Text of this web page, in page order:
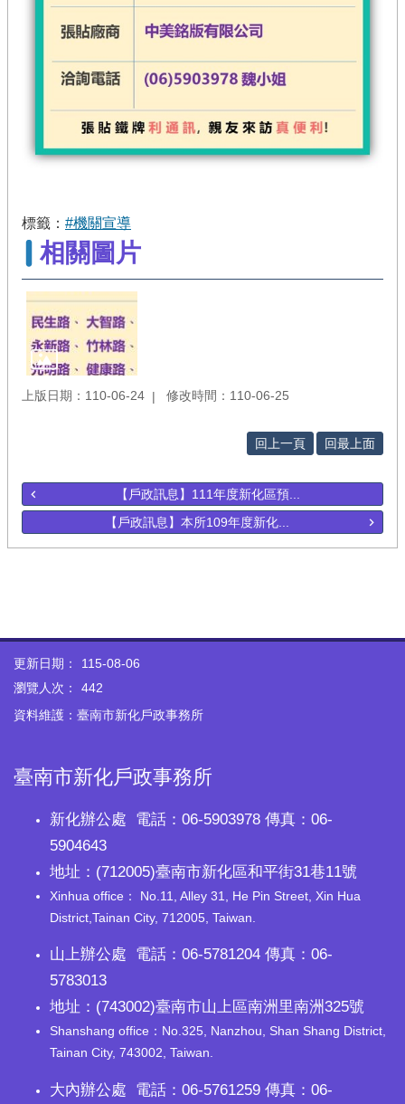
標籤： #機關宣導
相關圖片
上版日期：110-06-24 修改時間：110-06-25
回上一頁 回最上面
【戶政訊息】111年度新化區預...
【戶政訊息】本所109年度新化...
更新日期：
115-08-06
瀏覽人次：
442
資料維護：臺南市新化戶政事務所
臺南市新化戶政事務所
新化辦公處 電話：06-5903978 傳真：06-
5904643
地址：(712005)臺南市新化區和平街31巷11號
Xinhua office： No.11, Alley 31, He Pin Street, Xin Hua
District,Tainan City, 712005, Taiwan.
山上辦公處 電話：06-5781204 傳真：06-
5783013
地址：(743002)臺南市山上區南洲里南洲325號
Shanshang office：No.325, Nanzhou, Shan Shang District,
Tainan City, 743002, Taiwan.
大內辦公處 電話：06-5761259 傳真：06-